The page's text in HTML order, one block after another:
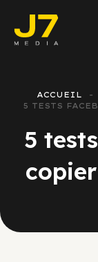
ACCUEIL
5 TESTS
5